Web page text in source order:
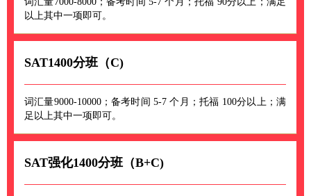
以上其中一项即可。
SAT1400分班（C)
词汇量9000-10000；备考时间 5-7 个月；托福 100分以上；满
足以上其中一项即可。
SAT强化1400分班（B+C)